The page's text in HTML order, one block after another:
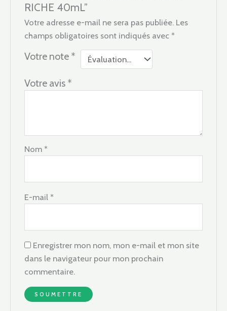
RICHE 40mL”
Votre adresse e-mail ne sera pas publiée. Les
champs obligatoires sont indiqués avec*
Votre note *
Votre avis *
Nom*
E-mail*
Enregistrer mon nom, mon e-mail et mon site
dans le navigateur pour mon prochain
commentaire.